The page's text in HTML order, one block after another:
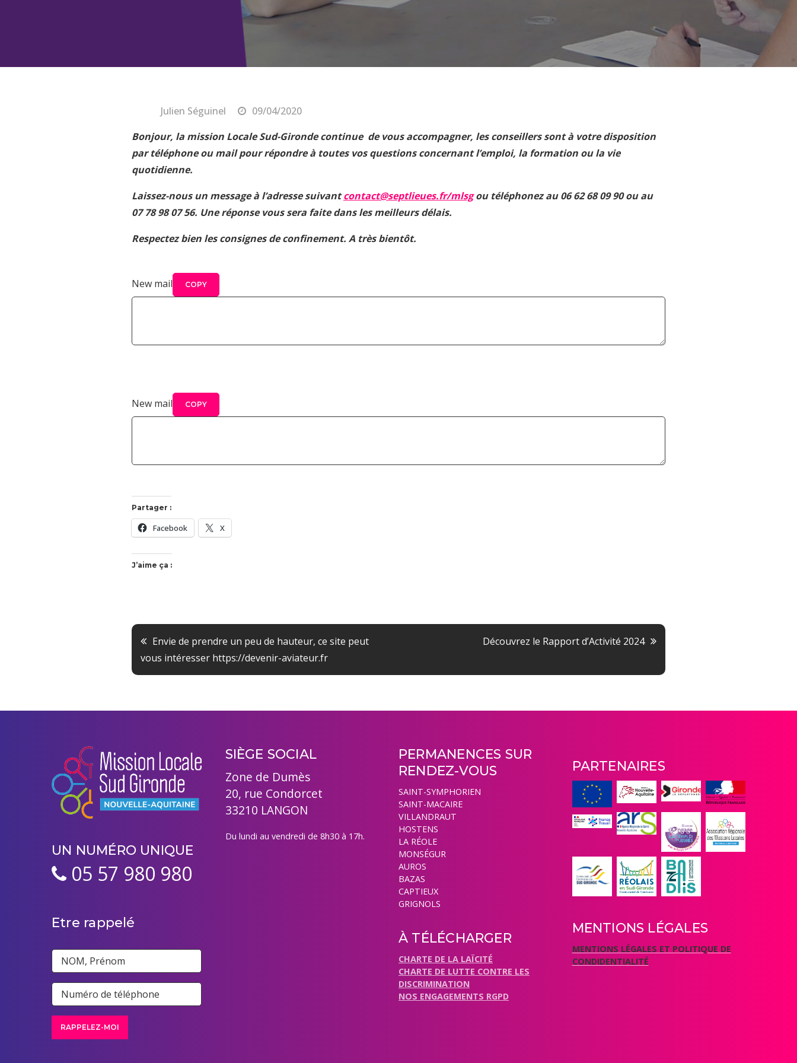
Julien Séguinel
09/04/2020
Bonjour, la mission Locale Sud-Gironde continue de vous accompagner, les conseillers sont à votre disposition
par téléphone ou mail pour répondre à toutes vos questions concernant l’emploi, la formation ou la vie
quotidienne.
Laissez-nous un message à l’adresse suivantcontact@septlieues.fr/mlsgou téléphonez au 06 62 68 09 90 ou au
07 78 98 07 56. Une réponse vous sera faite dans les meilleurs délais.
Respectez bien les consignes de confinement. A très bientôt.
New mail
COPY
New mail
COPY
Partager :
Facebook X
J’aime ça :
Navigation
de
l’article
Envie de prendre un peu de hauteur, ce site peut
vous intéresser https://devenir-aviateur.fr
Découvrez le Rapport d’Activité 2024
UN NUMÉRO UNIQUE
05 57 980 980
Etre rappelé
SIÈGE SOCIAL
Zone de Dumès
20, rue Condorcet
33210 LANGON
Du lundi au vendredi de 8h30 à 17h.
PERMANENCES SUR
RENDEZ-VOUS
SAINT-SYMPHORIEN
SAINT-MACAIRE
VILLANDRAUT
HOSTENS
LA RÉOLE
MONSÉGUR
AUROS
BAZAS
CAPTIEUX
GRIGNOLS
À TÉLÉCHARGER
CHARTE DE LA LAÏCITÉ
CHARTE DE LUTTE CONTRE LES
DISCRIMINATION
NOS ENGAGEMENTS RGPD
PARTENAIRES
MENTIONS LÉGALES
MENTIONS LÉGALES ET POLITIQUE DE
CONDIDENTIALITÉ